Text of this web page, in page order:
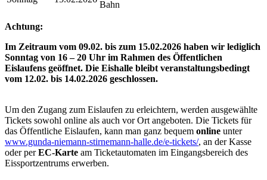
Bahn
Achtung:
Im Zeitraum vom 09.02. bis zum 15.02.2026 haben wir lediglich
Sonntag von 16 – 20 Uhr im Rahmen des Öffentlichen
Eislaufens geöffnet. Die Eishalle bleibt veranstaltungsbedingt
vom 12.02. bis 14.02.2026 geschlossen.
Um den Zugang zum Eislaufen zu erleichtern, werden ausgewählte
Tickets sowohl online als auch vor Ort angeboten. Die Tickets für
das Öffentliche Eislaufen, kann man ganz bequem online unter
www.gunda-niemann-stirnemann-halle.de/e-tickets/, an der Kasse
oder perEC-Karte am Ticketautomaten im Eingangsbereich des
Eissportzentrums erwerben.